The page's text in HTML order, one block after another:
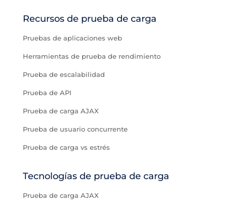
Recursos de prueba de carga
Pruebas de aplicaciones web
Herramientas de prueba de rendimiento
Prueba de escalabilidad
Prueba de API
Prueba de carga AJAX
Prueba de usuario concurrente
Prueba de carga vs estrés
Tecnologías de prueba de carga
Prueba de carga AJAX